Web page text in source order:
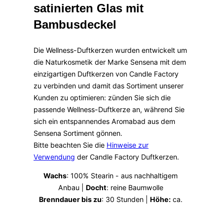
satinierten Glas mit
Bambusdeckel
Die Wellness-Duftkerzen wurden entwickelt um
die Naturkosmetik der Marke Sensena mit dem
einzigartigen Duftkerzen von Candle Factory
zu verbinden und damit das Sortiment unserer
Kunden zu optimieren: zünden Sie sich die
passende Wellness-Duftkerze an, während Sie
sich ein entspannendes Aromabad aus dem
Sensena Sortiment gönnen.
Bitte beachten Sie die Hinweise zur
Verwendung der Candle Factory Duftkerzen.
Wachs: 100% Stearin - aus nachhaltigem
Anbau | Docht: reine Baumwolle
Brenndauer bis zu: 30 Stunden | Höhe:ca.